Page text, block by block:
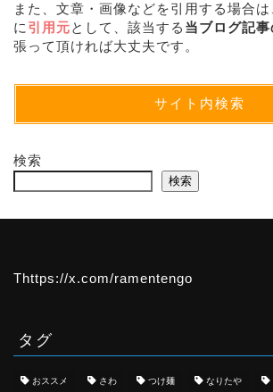
また、文章・画像などを引用する場合
に 引用元として、該当する 当ブログ記
張って頂ければ大丈夫です。
サイト内検索
検索
検索
Thttps://x.com/ramentengo
タグ
おススメ さわ つけ麺 なりたや